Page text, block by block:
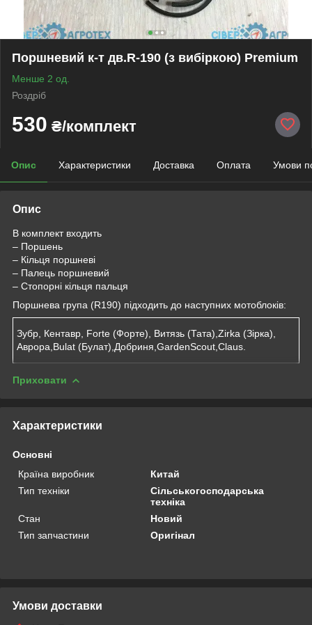
Поршневий к-т дв.R-190 (з вибіркою) Premium
Менше 2 од.
Роздріб
530 ₴/комплект
Опис Характеристики Доставка Оплата Умови
Опис
В комплект входить
– Поршень
– Кільця поршневі
– Палець поршневий
– Стопорні кільця пальця
Поршнева група (R190) підходить до наступних мотоблоків:
Зубр, Кентавр, Forte (Форте), Витязь (Тата),Zirka (Зірка),
Аврора,Bulat (Булат),Добриня,GardenScout,Claus.
Приховати
Характеристики
Основні
Країна виробник
Китай
Тип техніки
Сільськогосподарська
техніка
Стан
Новий
Тип запчастини
Оригінал
Умови доставки